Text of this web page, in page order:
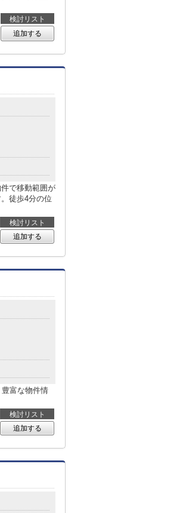
検討リスト
追加する
で移動範囲が
徒歩4分の位
検討リスト
追加する
富な物件情
検討リスト
追加する